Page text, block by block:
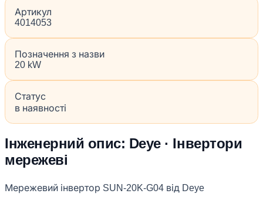
Артикул
4014053
Позначення з назви
20 kW
Статус
в наявності
Інженерний опис: Deye · Інвертори
мережеві
Мережевий інвертор SUN-20K-G04 від Deye